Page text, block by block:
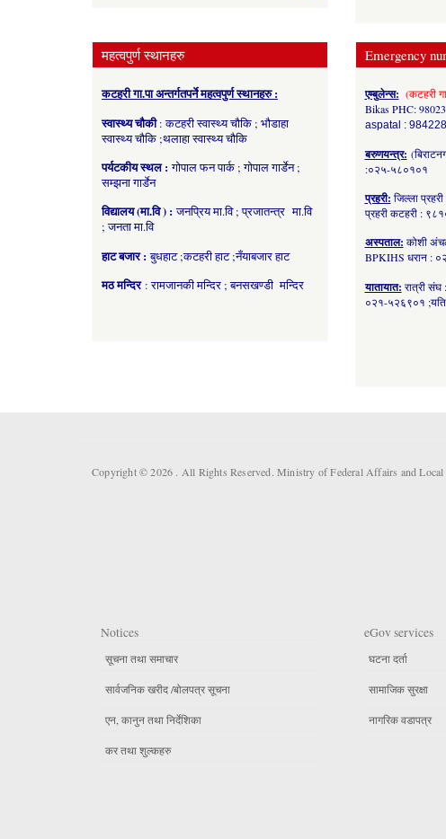
महत्वपुर्ण स्थानहरु
कटहरी गा.पा अन्तर्गतपर्ने महत्वपुर्ण स्थानहरु :
स्वास्थ्य चौकी: कटहरी स्वास्थ्य चौकि ; भौडाहा
स्वास्थ्य चौकि ;थलाहा स्वास्थ्य चौकि
पर्यटकीय स्थल :गोपाल फन पार्क ; गोपाल गार्डेन ;
सम्झना गार्डेन
विद्यालय (मा.वि ) :जनप्रिय मा.वि ; प्रजातन्त्र मा.वि
; जनता मा.वि
हाट बजार :बुधहाट ;कटहरी हाट ;नँयाबजार हाट
मठ मन्दिर : रामजानकी मन्दिर ; बनसखण्डी मन्दिर
Emergency
एम्बुलेन्स: (कटहरी
Bikas PHC:
aspatal :
बरुणयन्त्र:
:०२५-५८०१०१
प्रहरी: जिल्ला
प्रहरी कटहरी :
अस्पताल: कोशी
BPKIHS धरान :
यातायात: रात्री
०२१-५२६९०१
Copyright © 2026 . All Rights Reserved. Ministry of Federal Affairs and
Notices
सूचना तथा समाचार
सार्वजनिक खरीद /बोलपत्र सूचना
एन, कानुन तथा निर्देशिका
कर तथा शुल्कहरु
eGov services
घटना दर्ता
सामाजिक सुरक्षा
नागरिक वडापत्र